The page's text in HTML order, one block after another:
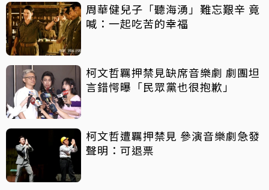
周華健兒子「聽海湧」難忘艱辛 竟
喊：一起吃苦的幸福
柯文哲羈押禁見缺席音樂劇 劇團坦
言錯愕曝「民眾黨也很抱歉」
柯文哲遭羈押禁見 參演音樂劇急發
聲明：可退票